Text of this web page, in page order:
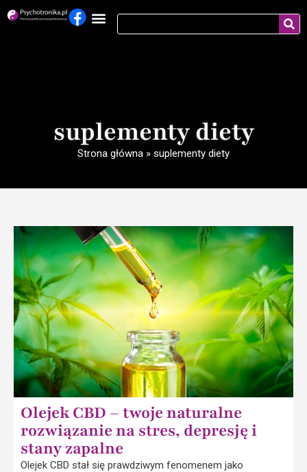
suplementy diety
Strona główna » suplementy diety
Olejek CBD – twoje naturalne
rozwiązanie na stres, depresję i
stany zapalne
Olejek CBD stał się prawdziwym fenomenem jako